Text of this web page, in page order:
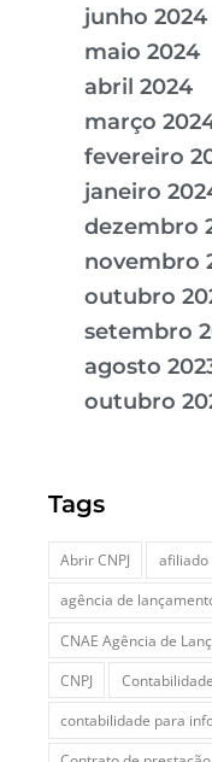
junho 2024
maio 2024
abril 2024
março
fevereiro
janeiro
dezembro
novembro
outubro
setembro
agosto
outubro
Tags
Abrir CNPJ afiliado
agência de
CNAE Agência de
CNPJ
contabilidade para